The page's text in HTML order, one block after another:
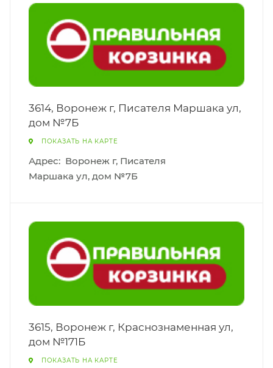
3614, Воронеж г, Писателя Маршака ул,
дом №7Б
ПОКАЗАТЬ НА КАРТЕ
Адрес: Воронеж г, Писателя
Маршака ул, дом №7Б
3615, Воронеж г, Краснознаменная ул,
дом №171Б
ПОКАЗАТЬ НА КАРТЕ